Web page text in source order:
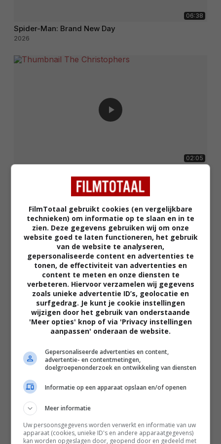
06:38
Spider-Man: Brand New Day
2026
02:05
The Uprising
FilmTotaal gebruikt cookies (en vergelijkbare
technieken) om informatie op te slaan en in te
zien. Deze gegevens gebruiken wij om onze
website goed te laten functioneren, het gebruik
van de website te analyseren,
gepersonaliseerde content en advertenties te
tonen, de effectiviteit van advertenties en
content te meten en onze diensten te
verbeteren. Hiervoor verzamelen wij gegevens
zoals unieke advertentie ID’s, geolocatie en
surfgedrag. Je kunt je cookie instellingen
wijzigen door het gebruik van onderstaande
'Meer opties' knop of via 'Privacy instellingen
aanpassen' onderaan de website.
Gepersonaliseerde advertenties en content,
advertentie- en contentmetingen,
doelgroepenonderzoek en ontwikkeling van diensten
Informatie op een apparaat opslaan en/of openen
Meer informatie
Uw persoonsgegevens worden verwerkt en informatie van uw
apparaat (cookies, unieke ID's en andere apparaatgegevens)
kan worden opgeslagen door, geopend door en gedeeld met